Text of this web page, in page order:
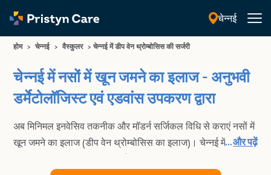
चेन्नई
होम > चेन्नई > वैस्कुलर > चेन्नई में डीप वेन थ्रोम्बोसिस की सर्जरी
चेन्नई में नसों में खून जमने का इलाज - अनुभवी
डर्मेटोलॉजिस्ट एवं एडवांस उपकरण द्वारा
अब मिनिमल इनवेसिव तकनीक और मॉडर्न सर्जिकल विधि से कराएं नसों में
खून जमने का इलाज (डीप वेन थ्रोम्बोसिस का इलाज)। चेन्नई में...और पढ़ें